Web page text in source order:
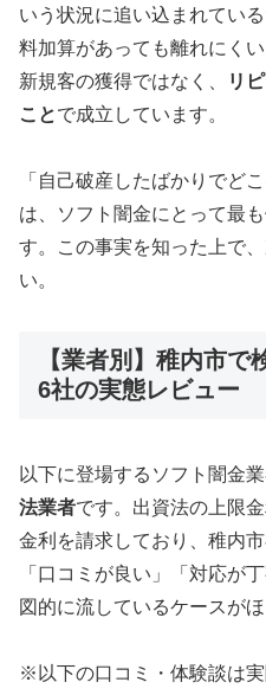
いう状況に追い込まれてい
料加算があっても離れにく
新規客の獲得ではなく、
リ
ことで成立しています。
「自己破産したばかりでど
は、ソフト闇金にとって最
す。この事実を知った上で
い。
【業者別】稚内市
6社の実態レビュー
以下に登場するソフト闇金
法業者です。出資法の上限
金利を請求しており、稚内
「口コミが良い」「対応が
図的に流しているケースがほ
※以下の口コミ・体験談は